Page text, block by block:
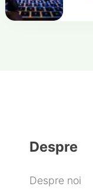
Despre
Despre noi